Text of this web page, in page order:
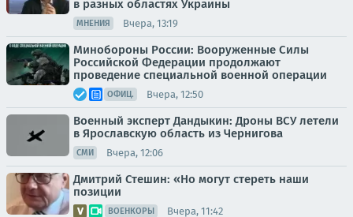
в разных областях Украины
МНЕНИЯ Вчера, 13:19
Минобороны России: Вооруженные Силы
Российской Федерации продолжают
проведение специальной военной операции
ОФИЦ. Вчера, 12:50
Военный эксперт Дандыкин: Дроны ВСУ летели
в Ярославскую область из Чернигова
СМИ Вчера, 12:06
Дмитрий Стешин: «Но могут стереть наши
позиции
ВОЕНКОРЫ Вчера, 11:42